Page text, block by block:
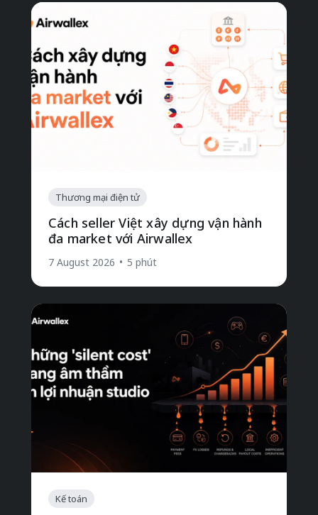
Thương mại điện tử
Cách seller Việt xây dựng vận hành
đa market với Airwallex
7 August 2026 • 5 phút
Kế toán